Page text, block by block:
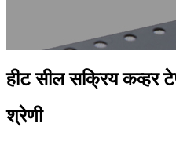
हीट सील सक्रिय कव्हर
श्रेणी